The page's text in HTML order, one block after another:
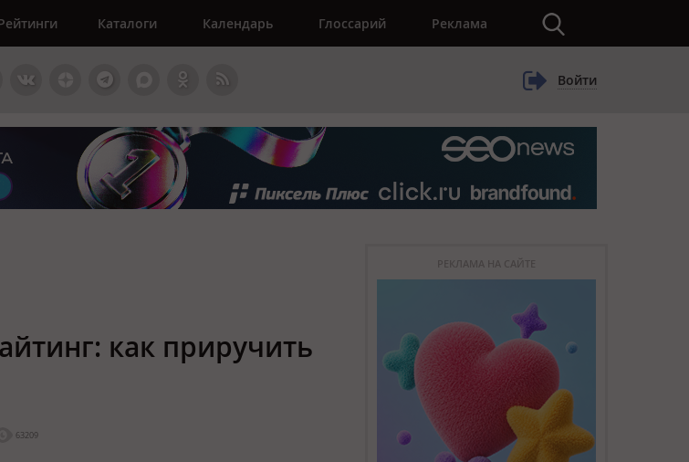
Каталоги Календарь Глоссарий Реклама
Войти
как приручить
63209
РЕКЛАМА НА САЙТЕ